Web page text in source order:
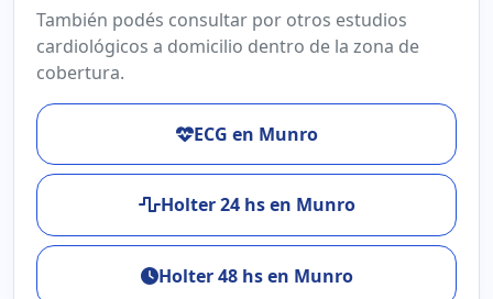
También podés consultar por otros estudios
cardiológicos a domicilio dentro de la zona de
cobertura.
ECG en Munro
Holter 24 hs en Munro
Holter 48 hs en Munro